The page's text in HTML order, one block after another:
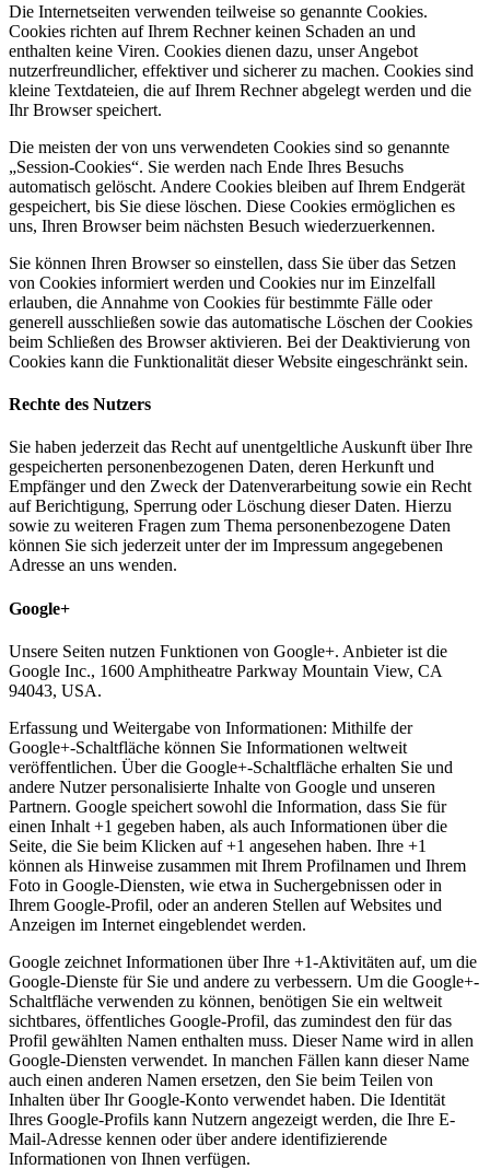
Die Internetseiten verwenden teilweise so genannte Cookies.
Cookies richten auf Ihrem Rechner keinen Schaden an und
enthalten keine Viren. Cookies dienen dazu, unser Angebot
nutzerfreundlicher, effektiver und sicherer zu machen. Cookies sind
kleine Textdateien, die auf Ihrem Rechner abgelegt werden und die
Ihr Browser speichert.
Die meisten der von uns verwendeten Cookies sind so genannte
„Session-Cookies“. Sie werden nach Ende Ihres Besuchs
automatisch gelöscht. Andere Cookies bleiben auf Ihrem Endgerät
gespeichert, bis Sie diese löschen. Diese Cookies ermöglichen es
uns, Ihren Browser beim nächsten Besuch wiederzuerkennen.
Sie können Ihren Browser so einstellen, dass Sie über das Setzen
von Cookies informiert werden und Cookies nur im Einzelfall
erlauben, die Annahme von Cookies für bestimmte Fälle oder
generell ausschließen sowie das automatische Löschen der Cookies
beim Schließen des Browser aktivieren. Bei der Deaktivierung von
Cookies kann die Funktionalität dieser Website eingeschränkt sein.
Rechte des Nutzers
Sie haben jederzeit das Recht auf unentgeltliche Auskunft über Ihre
gespeicherten personenbezogenen Daten, deren Herkunft und
Empfänger und den Zweck der Datenverarbeitung sowie ein Recht
auf Berichtigung, Sperrung oder Löschung dieser Daten. Hierzu
sowie zu weiteren Fragen zum Thema personenbezogene Daten
können Sie sich jederzeit unter der im Impressum angegebenen
Adresse an uns wenden.
Google+
Unsere Seiten nutzen Funktionen von Google+. Anbieter ist die
Google Inc., 1600 Amphitheatre Parkway Mountain View, CA
94043, USA.
Erfassung und Weitergabe von Informationen: Mithilfe der
Google+-Schaltfläche können Sie Informationen weltweit
veröffentlichen. Über die Google+-Schaltfläche erhalten Sie und
andere Nutzer personalisierte Inhalte von Google und unseren
Partnern. Google speichert sowohl die Information, dass Sie für
einen Inhalt +1 gegeben haben, als auch Informationen über die
Seite, die Sie beim Klicken auf +1 angesehen haben. Ihre +1
können als Hinweise zusammen mit Ihrem Profilnamen und Ihrem
Foto in Google-Diensten, wie etwa in Suchergebnissen oder in
Ihrem Google-Profil, oder an anderen Stellen auf Websites und
Anzeigen im Internet eingeblendet werden.
Google zeichnet Informationen über Ihre +1-Aktivitäten auf, um die
Google-Dienste für Sie und andere zu verbessern. Um die Google+-
Schaltfläche verwenden zu können, benötigen Sie ein weltweit
sichtbares, öffentliches Google-Profil, das zumindest den für das
Profil gewählten Namen enthalten muss. Dieser Name wird in allen
Google-Diensten verwendet. In manchen Fällen kann dieser Name
auch einen anderen Namen ersetzen, den Sie beim Teilen von
Inhalten über Ihr Google-Konto verwendet haben. Die Identität
Ihres Google-Profils kann Nutzern angezeigt werden, die Ihre E-
Mail-Adresse kennen oder über andere identifizierende
Informationen von Ihnen verfügen.